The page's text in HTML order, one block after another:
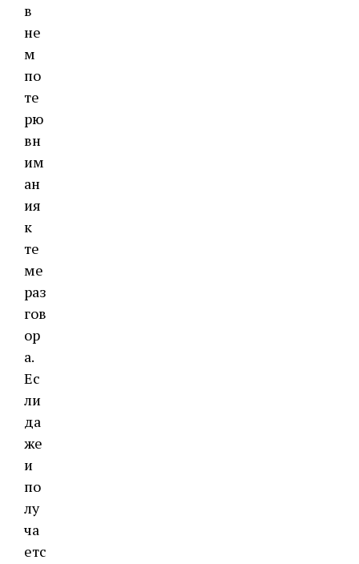
в
не
м
по
те
рю
вн
им
ан
ия
к
те
ме
раз
гов
ор
а.
Ес
ли
да
же
и
по
лу
ча
етс